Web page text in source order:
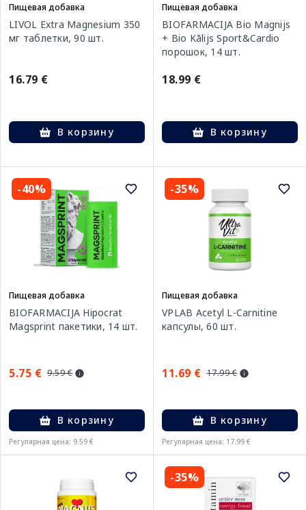
Пищевая добавка
LIVOL Extra Magnesium 350
мг таблетки, 90 шт.
16.79 €
В корзину
Пищевая добавка
BIOFARMACIJA Bio Magnijs
+ Bio Kālijs Sport&Cardio
порошок, 14 шт.
18.99 €
В корзину
-40%
Пищевая добавка
BIOFARMACIJA Hipocrat
Magsprint пакетики, 14 шт.
5.75 € 9.59 €
В корзину
Регулярная цена: 9.59 €
-35%
Пищевая добавка
VPLAB Acetyl L-Carnitine
капсулы, 60 шт.
11.69 € 17.99 €
В корзину
Регулярная цена: 17.99 €
-35%